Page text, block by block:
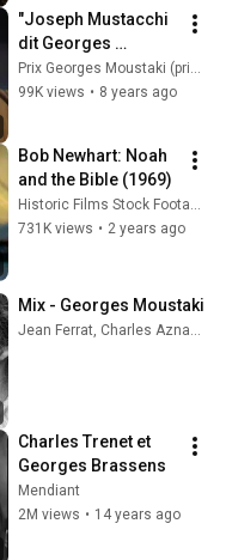
"Joseph Mustacchi
dit Georges
Moustaki" -
documentaire
Prix Georges Moustaki (prixgeorgesmoustaki)
99K views • 8 years ago
Bob Newhart: Noah
and the Bible (1969)
Historic Films Stock Footage Archive
731K views • 2 years ago
Mix - Georges Moustaki
Charles Trenet et
Georges Brassens
Mendiant
2M views • 14 years ago